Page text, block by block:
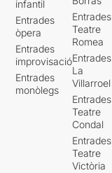
infantil
Entrades
òpera
Entrades
improvisació
Entrades
monòlegs
Entrades
Teatre
Romea
Entrades
La
Villarroel
Entrades
Teatre
Condal
Entrades
Teatre
Victòria